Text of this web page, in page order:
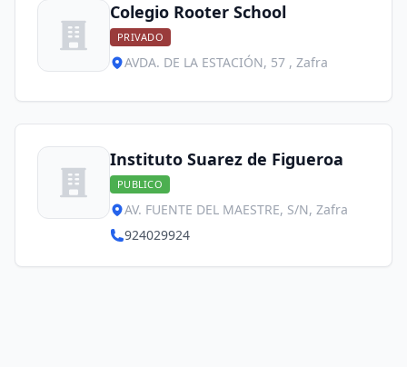
Colegio Rooter School
PRIVADO
AVDA. DE LA ESTACIÓN, 57 , Zafra
Instituto Suarez de Figueroa
PUBLICO
AV. FUENTE DEL MAESTRE, S/N, Zafra
924029924